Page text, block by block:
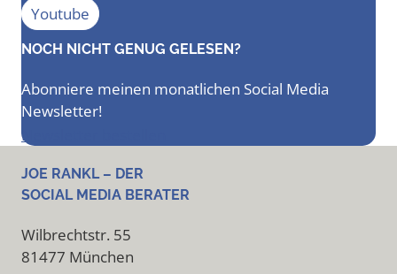
Youtube
NOCH NICHT GENUG GELESEN?
Abonniere meinen monatlichen Social Media
Newsletter!
Newsletter bestellen
JOE RANKL – DER
SOCIAL MEDIA BERATER
Wilbrechtstr. 55
81477 München